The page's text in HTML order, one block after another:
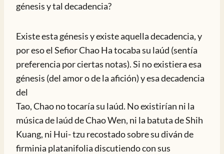
génesis y tal decadencia?
Existe esta génesis y existe aquella decadencia, y
por eso el Sefior Chao Ha tocaba su laúd (sentía
preferencia por ciertas notas). Si no existiera esa
génesis (del amor o de la afición) y esa decadencia
del
Tao, Chao no tocaría su laúd. No existirían ni la
música de laúd de Chao Wen, ni la batuta de Shih
Kuang, ni Hui- tzu recostado sobre su diván de
firminia platanifolia discutiendo con sus